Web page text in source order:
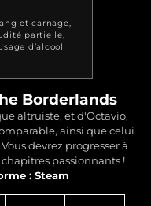
et carnage
partielle
d’alcool
Borderlands
altruiste, et d'Octavio,
ainsi que celui
devrez progresser à
passionnants !
: Steam